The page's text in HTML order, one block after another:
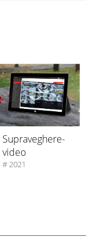
Supraveghere-
video
# 2021